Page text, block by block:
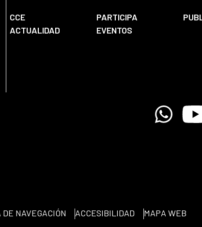
CCE PARTICIPA
ACTUALIDAD
EVENTOS
Whatsapp
DE NAVEGACIÓN ACCESIBILIDAD MAPA WEB